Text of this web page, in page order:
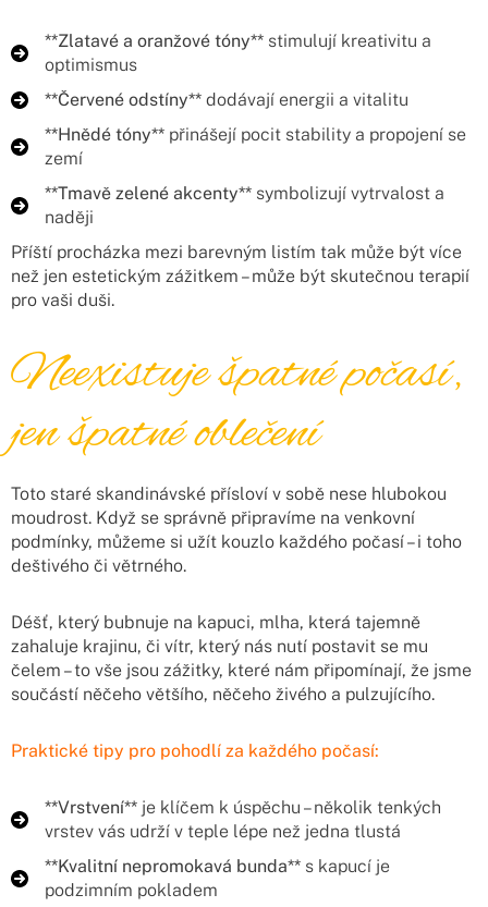
**Zlatavé a oranžové tóny** stimulují kreativitu a
optimismus
**Červené odstíny** dodávají energii a vitalitu
**Hnědé tóny** přinášejí pocit stability a propojení se
zemí
**Tmavě zelené akcenty** symbolizují vytrvalost a
naději
Příští procházka mezi barevným listím tak může být více
než jen estetickým zážitkem – může být skutečnou terapií
pro vaši duši.
Neexistuje špatné počasí,
jen špatné oblečení
Toto staré skandinávské přísloví v sobě nese hlubokou
moudrost. Když se správně připravíme na venkovní
podmínky, můžeme si užít kouzlo každého počasí – i toho
deštivého či větrného.
Déšť, který bubnuje na kapuci, mlha, která tajemně
zahaluje krajinu, či vítr, který nás nutí postavit se mu
čelem – to vše jsou zážitky, které nám připomínají, že jsme
součástí něčeho většího, něčeho živého a pulzujícího.
Praktické tipy pro pohodlí za každého počasí:
**Vrstvení** je klíčem k úspěchu – několik tenkých
vrstev vás udrží v teple lépe než jedna tlustá
**Kvalitní nepromokavá bunda** s kapucí je
podzimním pokladem